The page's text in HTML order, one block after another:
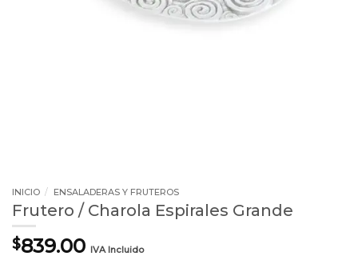
INICIO / ENSALADERAS Y FRUTEROS
Frutero / Charola Espirales Grande
$839.00 IVA Incluido